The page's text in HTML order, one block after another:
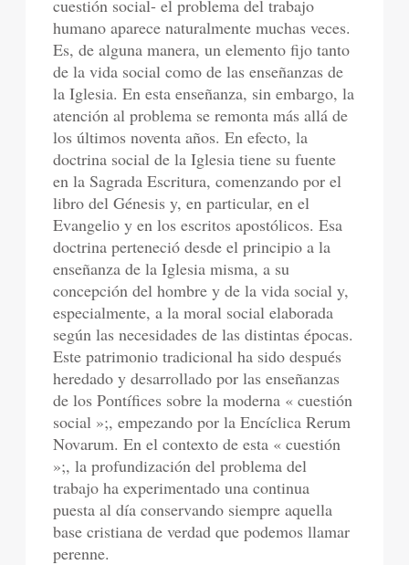
cuestión social- el problema del trabajo
humano aparece naturalmente muchas veces.
Es, de alguna manera, un elemento fijo tanto
de la vida social como de las enseñanzas de
la Iglesia. En esta enseñanza, sin embargo, la
atención al problema se remonta más allá de
los últimos noventa años. En efecto, la
doctrina social de la Iglesia tiene su fuente
en la Sagrada Escritura, comenzando por el
libro del Génesis y, en particular, en el
Evangelio y en los escritos apostólicos. Esa
doctrina perteneció desde el principio a la
enseñanza de la Iglesia misma, a su
concepción del hombre y de la vida social y,
especialmente, a la moral social elaborada
según las necesidades de las distintas épocas.
Este patrimonio tradicional ha sido después
heredado y desarrollado por las enseñanzas
de los Pontífices sobre la moderna « cuestión
social »;, empezando por la Encíclica Rerum
Novarum. En el contexto de esta « cuestión
»;, la profundización del problema del
trabajo ha experimentado una continua
puesta al día conservando siempre aquella
base cristiana de verdad que podemos llamar
perenne.